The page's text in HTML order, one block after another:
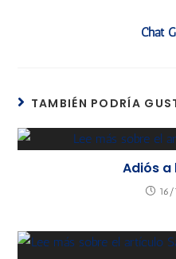
Chat
TAMBIÉN PODRÍA
Adiós